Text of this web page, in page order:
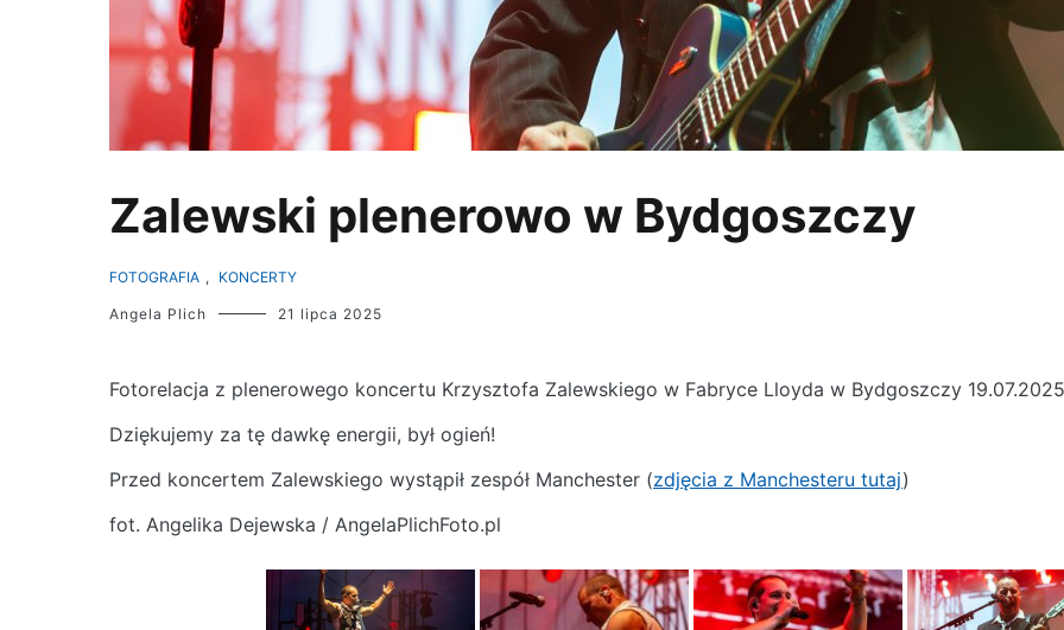
Zalewski plenerowo w Bydgoszczy
FOTOGRAFIA , KONCERTY
Angela Plich 21 lipca 2025
Fotorelacja z plenerowego koncertu Krzysztofa Zalewskiego w Fabryce Lloyda w Bydgoszczy 19.07.2025
Dziękujemy za tę dawkę energii, był ogień!
Przed koncertem Zalewskiego wystąpił zespół Manchester (zdjęcia z Manchesteru tutaj)
fot. Angelika Dejewska / AngelaPlichFoto.pl